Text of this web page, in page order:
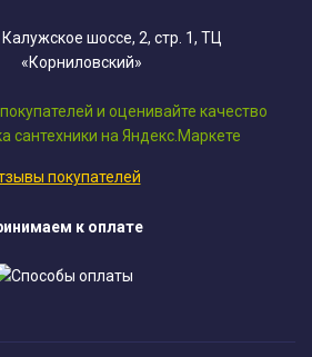
шоссе, 2, стр. 1, ТЦ
«Корниловский»
покупателей
к оплате